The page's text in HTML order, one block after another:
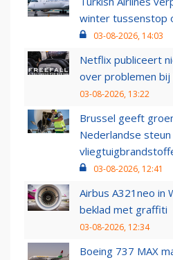
winter tussenstop
03-08-2026, 14:03
Netflix publiceert
over problemen bij
03-08-2026, 13:22
Brussel geeft
Nederlandse
03-08-2026, 12:41
Airbus A321neo in
beklad met graffiti
03-08-2026, 12:34
Boeing 737 MAX